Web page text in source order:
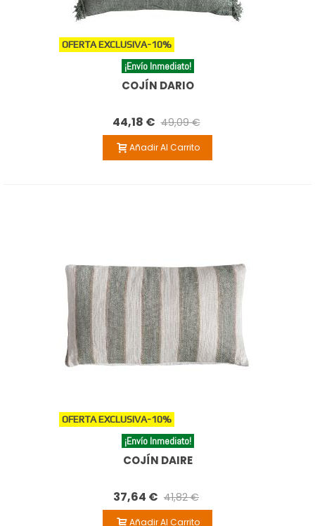
OFERTA EXCLUSIVA-10%
¡Envío Inmediato!
COJÍN DARIO
44,18 € 49,09 €
Añadir Al Carrito
OFERTA EXCLUSIVA-10%
¡Envío Inmediato!
COJÍN DAIRE
37,64 € 41,82 €
Añadir Al Carrito